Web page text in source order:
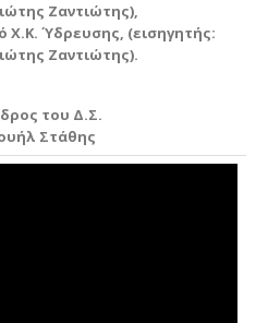
Ζαντιώτης),
Ύδρευσης, (εισηγητής:
Ζαντιώτης).
του Δ.Σ.
Στάθης